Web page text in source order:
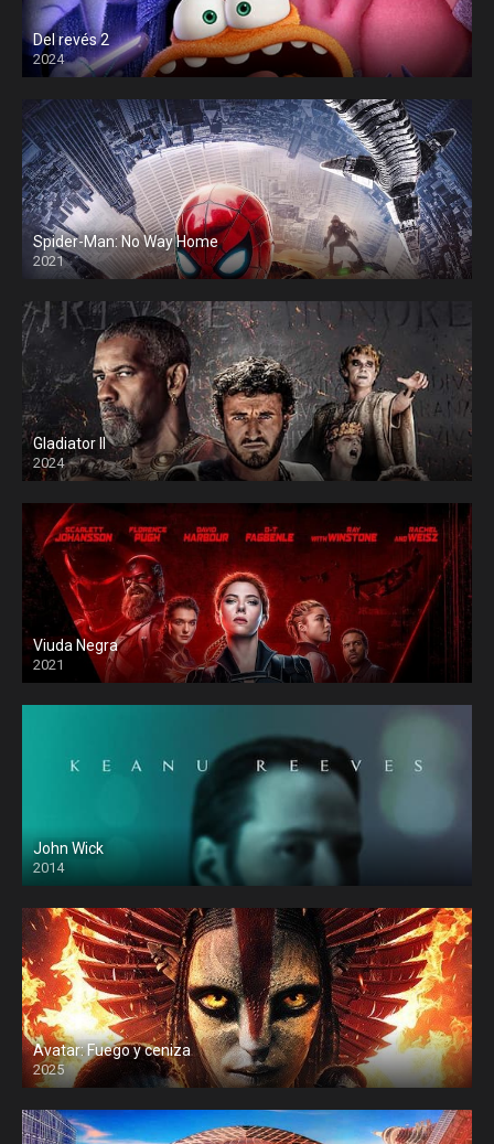
Del revés 2
2024
Spider-Man: No Way Home
2021
Gladiator II
2024
Viuda Negra
2021
John Wick
2014
Avatar: Fuego y ceniza
2025